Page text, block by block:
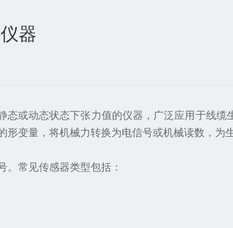
器
动态状态下张力值的仪器，广泛应用于线缆
变量，将机械力转换为电信号或机械读数，为
常见传感器类型包括：